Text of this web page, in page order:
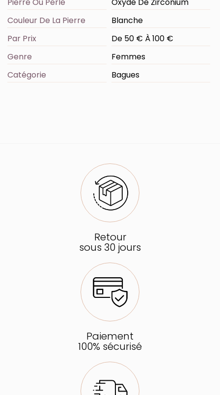
Couleur De La Pierre
Blanche
Par Prix
De 50 € À 100 €
Genre
Femmes
Catégorie
Bagues
Retour
sous 30 jours
Paiement
100% sécurisé